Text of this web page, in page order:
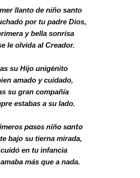
llanto de niño santo
por tu padre Dios,
y bella sonrisa
le olvida al Creador.
su Hijo unigénito
amado y cuidado,
su gran compañía
estabas a su lado.
pasos niño santo
bajo su tierna mirada,
en tu infancia
más que a nada.